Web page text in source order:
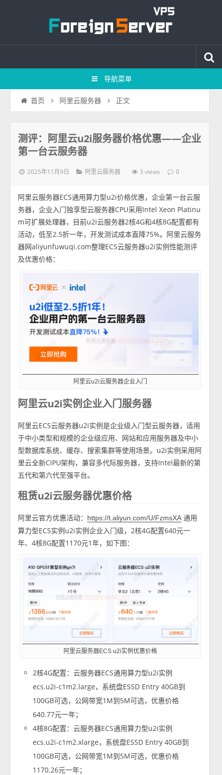
导航菜单
首页 阿里云服务器 正文
测评：阿里云u2i服务器价格优惠——企业
第一台云服务器
2025年11月9日 阿里云服务器 3 views 0
阿里云服务器ECS通用算力型u2i价格优惠，企业第一台云服
务器，企业入门独享型云服务器CPU采用Intel Xeon Platinu
m可扩展处理器，目前u2i云服务器2核4G和4核8G配置都有
活动，低至2.5折一年，开发测试成本直降75%。阿里云服务
器网aliyunfuwuqi.com整理ECS云服务器u2i实例性能测评
及优惠价格：
阿里云u2i云服务器企业入门
阿里云u2i实例企业入门服务器
阿里云ECS云服务器u2i实例是企业级入门型云服务器，适用
于中小类型和规模的企业级应用、网站和应用服务器及中小
型数据库系统、缓存、搜索集群等使用场景。u2i实例采用阿
里云全新CIPU架构，兼容多代际服务器，支持Intel最新的第
五代和第六代至强平台。
租赁u2i云服务器优惠价格
阿里云官方优惠活动： https://t.aliyun.com/U/FzmsXA 通用
算力型ECS实例u2i实例企业入门级，2核4G配置640元一
年、4核8G配置1170元1年，如下图：
阿里云服务器ECS u2i实例优惠价格
2核4G配置：云服务器ECS通用算力型u2i实例
ecs.u2i-c1m2.large，系统盘ESSD Entry 40GB到
100GB可选，公网带宽1M到5M可选，优惠价格
640.77元一年；
4核8G配置：云服务器ECS通用算力型u2i实例
ecs.u2i-c1m2.xlarge，系统盘ESSD Entry 40GB到
100GB可选，公网带宽1M到5M可选，优惠价格
1170.26元一年；